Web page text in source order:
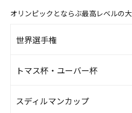
オリンピックとならぶ最高レベルの
世界選手権
トマス杯・ユーバー杯
スディルマンカップ